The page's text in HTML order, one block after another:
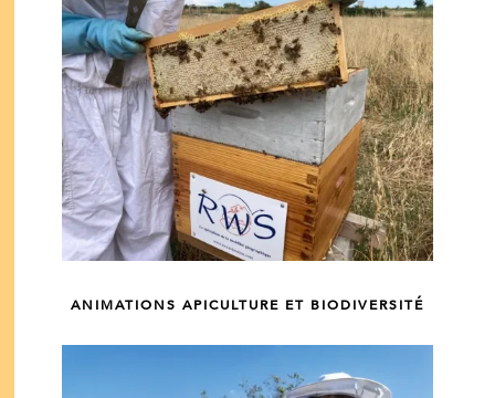
ANIMATIONS APICULTURE ET BIODIVERSITÉ